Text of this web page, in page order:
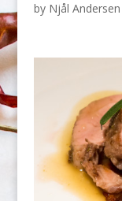
by Njål Andersen